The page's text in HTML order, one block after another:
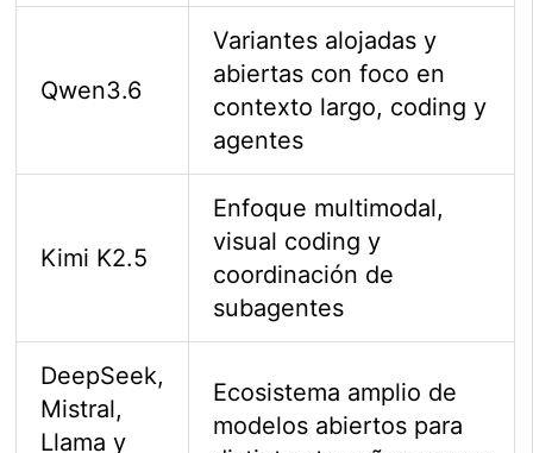
Qwen3.6
Variantes alojadas y
abiertas con foco en
contexto largo, coding y
agentes
Kimi K2.5
Enfoque multimodal,
visual coding y
coordinación de
subagentes
DeepSeek,
Mistral,
Llama y
Ecosistema amplio de
modelos abiertos para